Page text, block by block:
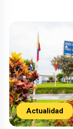
Actualidad